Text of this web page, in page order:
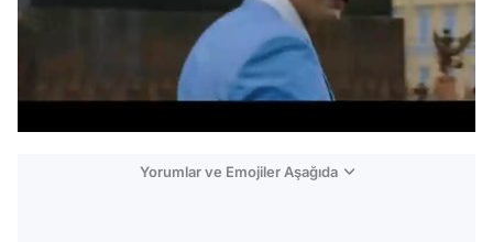
Yorumlar ve Emojiler Aşağıda